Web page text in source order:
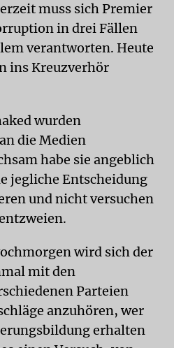
muss sich Premier
in drei Fällen
verantworten. Heute
ins Kreuzverhör
wurden
die Medien
habe sie angeblich
jegliche Entscheidung
und nicht versuchen
wird sich der
mit den
Parteien
anzuhören, wer
erhalten